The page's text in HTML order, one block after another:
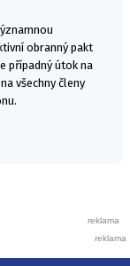
obranný pakt
případný útok na
všechny členy